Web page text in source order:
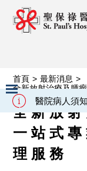
醫院病人須知
Slide 2 of 3.
首頁 > 最新消息 >
全新放射治療及腫
全新放
一站式
理服務